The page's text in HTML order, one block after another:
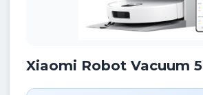
Xiaomi Robot Vacuum 5